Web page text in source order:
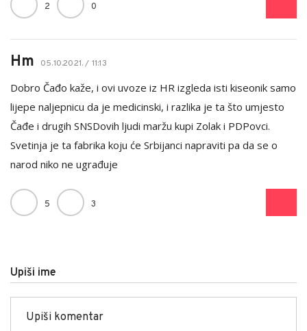
2 0
Hm 05.10.2021. / 11:13
Dobro Čađo kaže, i ovi uvoze iz HR izgleda isti kiseonik samo
lijepe naljepnicu da je medicinski, i razlika je ta što umjesto
Čađe i drugih SNSDovih ljudi maržu kupi Zolak i PDPovci.
Svetinja je ta fabrika koju će Srbijanci napraviti pa da se o
narod niko ne ugrađuje
5 3
Upiši ime